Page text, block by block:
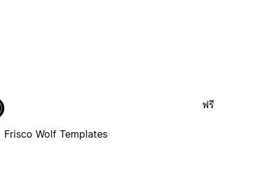
Frisco Wolf Templates
ฟรี